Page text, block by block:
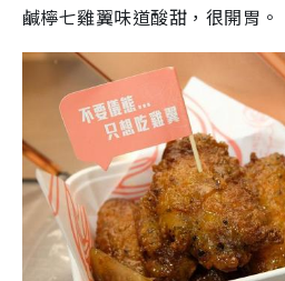
鹹檸七雞翼味道酸甜，很開胃。